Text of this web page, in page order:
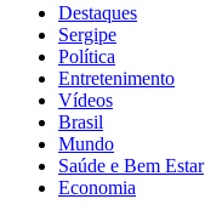
Destaques
Sergipe
Política
Entretenimento
Vídeos
Brasil
Mundo
Saúde e Bem Estar
Economia